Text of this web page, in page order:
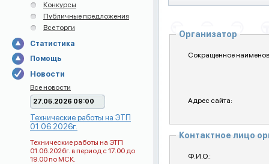
Конкурсы
Публичные предложения
Все торги
Статистика
Помощь
Новости
Все новости
27.05.2026 09:00
Технические работы на ЭТП
01.06.2026г.
Технические работы на ЭТП
01.06.2026г. в период с 17.00 до
19.00 по МСК.
Организатор
Сокращенное
Адрес сайта:
Контактное лицо
Ф.И.О.: